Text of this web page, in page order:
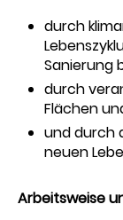
durch
Sanierung
durch
Flächen
und durch
neuen
Arbeitsweise